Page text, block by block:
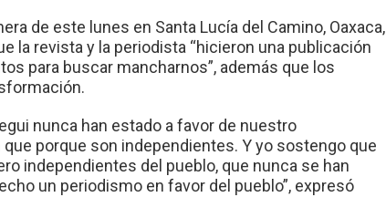
de este lunes en Santa Lucía del Camino, Oaxaca,
la revista y la periodista “hicieron una publicación
para buscar mancharnos”, además que los
nunca han estado a favor de nuestro
porque son independientes. Y yo sostengo que
independientes del pueblo, que nunca se han
un periodismo en favor del pueblo”, expresó